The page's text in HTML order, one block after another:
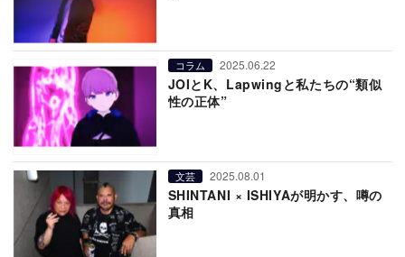
コラム 2025.06.22
JOIとK、Lapwingと私たちの“類似
性の正体”
文芸 2025.08.01
SHINTANI × ISHIYAが明かす、噂の
真相